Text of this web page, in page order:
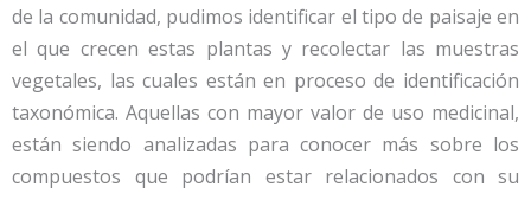
de la comunidad, pudimos identificar el tipo de paisaje en
el que crecen estas plantas y recolectar las muestras
vegetales, las cuales están en proceso de identificación
taxonómica. Aquellas con mayor valor de uso medicinal,
están siendo analizadas para conocer más sobre los
compuestos que podrían estar relacionados con su